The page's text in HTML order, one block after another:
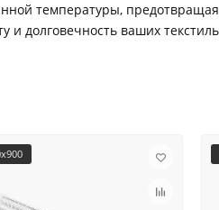
температуры,
и долговечность ваших